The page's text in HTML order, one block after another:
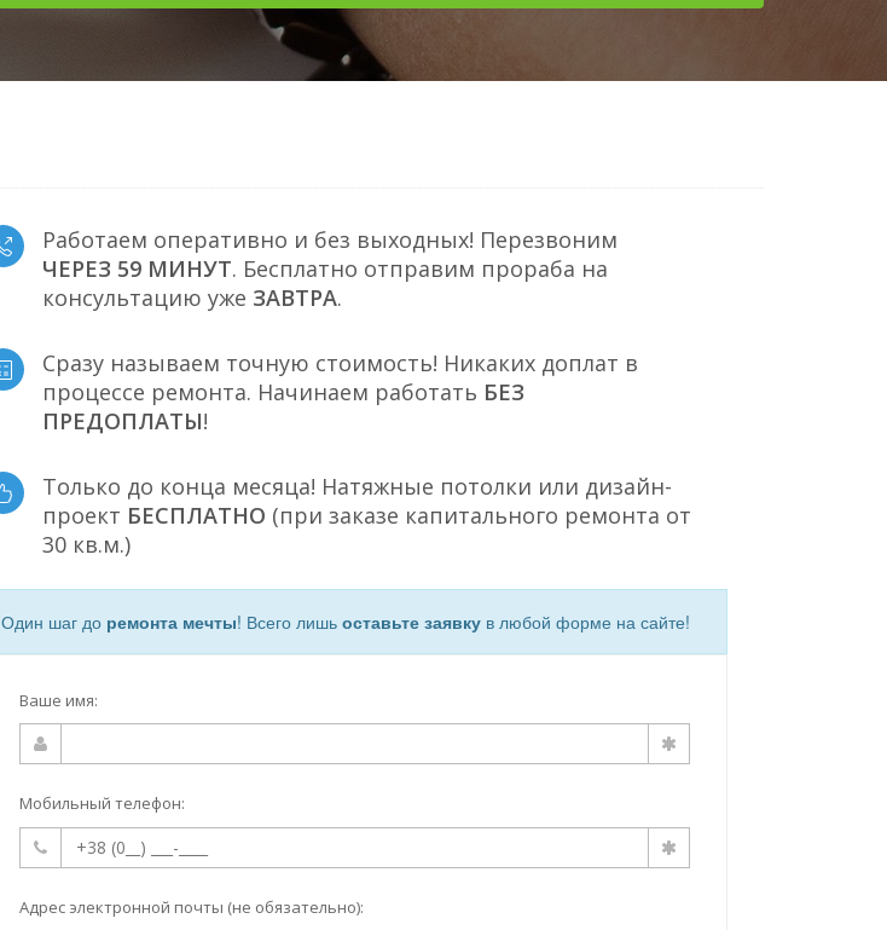
Работаем оперативно и без выходных! Перезвоним
ЧЕРЕЗ 59 МИНУТ. Бесплатно отправим прораба на
консультацию уже ЗАВТРА.
Сразу называем точную стоимость! Никаких доплат в
процессе ремонта. Начинаем работать БЕЗ
ПРЕДОПЛАТЫ!
Только до конца месяца! Натяжные потолки или дизайн-
проект БЕСПЛАТНО (при заказе капитального ремонта от
30 кв.м.)
Один шаг до ремонта мечты! Всего лишь оставьте заявкув любой форме на сайте!
Ваше имя:
Мобильный телефон:
Адрес электронной почты (не обязательно):